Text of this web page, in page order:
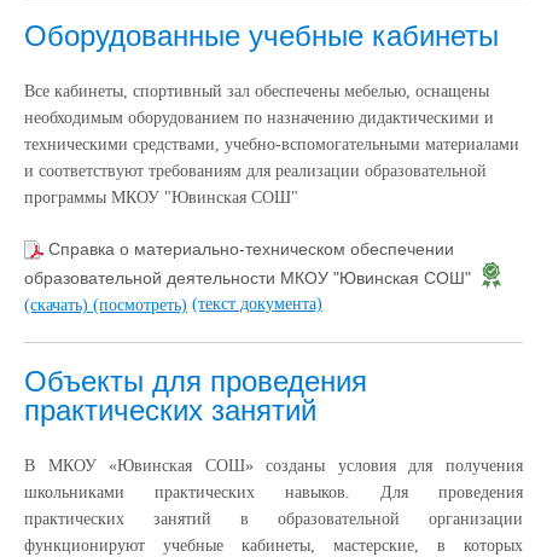
Оборудованные учебные кабинеты
Все кабинеты, спортивный зал обеспечены мебелью, оснащены
необходимым оборудованием по назначению дидактическими и
техническими средствами, учебно-вспомогательными материалами
и соответствуют требованиям для реализации образовательной
программы МКОУ "Ювинская СОШ"
Справка о материально-техническом обеспечении
образовательной деятельности МКОУ "Ювинская СОШ"
(скачать) (посмотреть) (текст документа)
Объекты для проведения
практических занятий
В МКОУ «Ювинская СОШ» созданы условия для получения
школьниками практических навыков. Для проведения
практических занятий в образовательной организации
функционируют учебные кабинеты, мастерские, в которых